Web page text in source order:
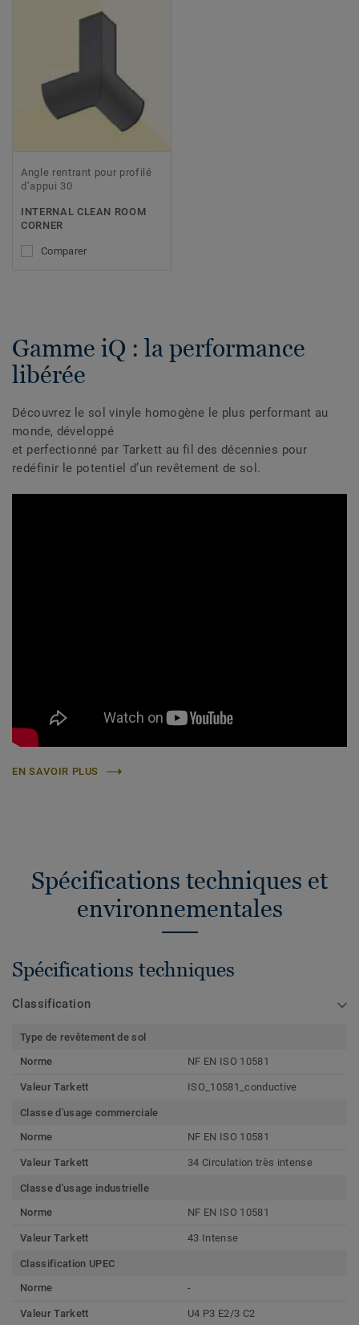
Angle rentrant pour profilé
d’appui 30
INTERNAL CLEAN ROOM
CORNER
Comparer
Gamme iQ : la performance
libérée
Découvrez le sol vinyle homogène le plus performant au
monde, développé
et perfectionné par Tarkett au fil des décennies pour
redéfinir le potentiel d’un revêtement de sol.
EN SAVOIR PLUS
Spécifications techniques et
environnementales
Spécifications techniques
Classification
Type de revêtement de sol
Norme
NF EN ISO 10581
Valeur Tarkett ISO_10581_conductive
Classe d'usage commerciale
Norme
NF EN ISO 10581
Valeur Tarkett 34 Circulation très intense
Classe d'usage industrielle
Norme
NF EN ISO 10581
Valeur Tarkett 43 Intense
Classification UPEC
Norme
-
Valeur Tarkett U4 P3 E2/3 C2